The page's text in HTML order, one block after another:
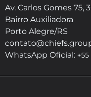
Av. Carlos Gomes 75,
Bairro Auxiliadora
Porto Alegre/RS
WhatsApp Oficial: +55